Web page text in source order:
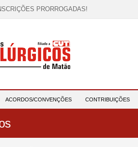
PRORROGADAS!
se! Link na descrição!
BASE 2026: HORA DE UNIÃO E
ACORDOS/CONVENÇÕES CONTRIBUIÇÕES